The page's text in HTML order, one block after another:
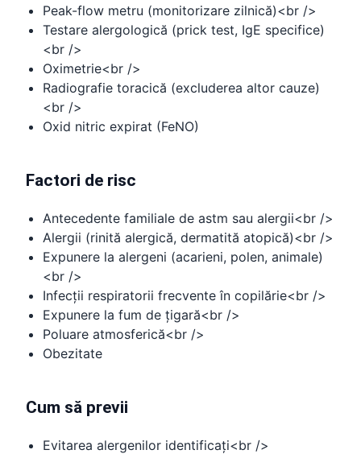
Peak-flow metru (monitorizare zilnică)<br />
Testare alergologică (prick test, IgE specifice)
<br />
Oximetrie<br />
Radiografie toracică (excluderea altor cauze)
<br />
Oxid nitric expirat (FeNO)
Factori de risc
Antecedente familiale de astm sau alergii<br />
Alergii (rinită alergică, dermatită atopică)<br />
Expunere la alergeni (acarieni, polen, animale)
<br />
Infecții respiratorii frecvente în copilărie<br />
Expunere la fum de țigară<br />
Poluare atmosferică<br />
Obezitate
Cum să previi
Evitarea alergenilor identificați<br />